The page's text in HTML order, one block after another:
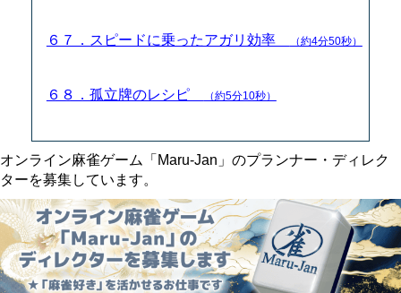
６７．スピードに乗ったアガリ効率 （約4分50秒）
６８．孤立牌のレシピ （約5分10秒）
オンライン麻雀ゲーム「Maru-Jan」のプランナー・ディレク
ターを募集しています。